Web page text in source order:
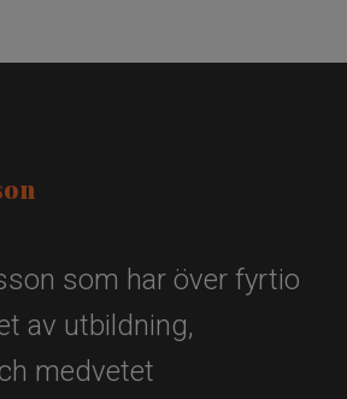
som har över fyrtio
av utbildning,
medvetet